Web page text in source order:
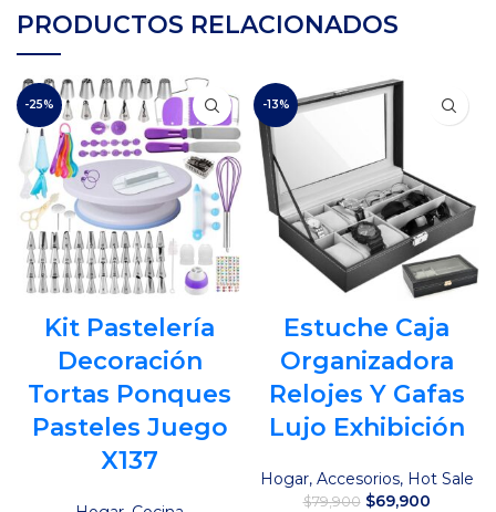
PRODUCTOS RELACIONADOS
-25%
Kit Pastelería
Decoración
Tortas Ponques
Pasteles Juego
X137
-13%
Estuche Caja
Organizadora
Relojes Y Gafas
Lujo Exhibición
Hogar, Accesorios, Hot Sale
$79,900 El
$69,900El